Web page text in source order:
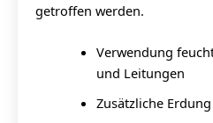
getroffen werden.
Verwendung
und Leitungen
Zusätzliche